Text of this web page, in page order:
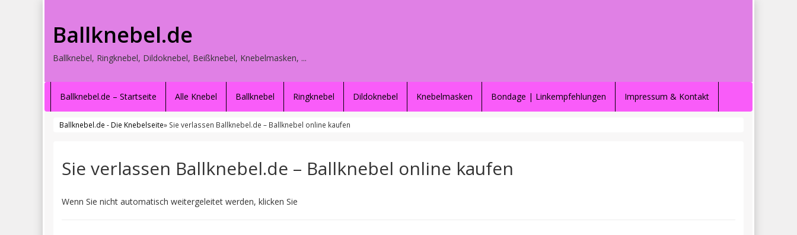
Ballknebel.de
Ballknebel, Ringknebel, Dildoknebel, Beißknebel, Knebelmasken, ...
Ballknebel.de – Startseite Alle Knebel Ballknebel Ringknebel Dildoknebel Knebelmasken Bondage | Linkempfehlungen Impressum & Kontakt
Ballknebel.de - Die Knebelseite» Sie verlassen Ballknebel.de – Ballknebel online kaufen
Sie verlassen Ballknebel.de – Ballknebel online kaufen
Wenn Sie nicht automatisch weitergeleitet werden, klicken Sie